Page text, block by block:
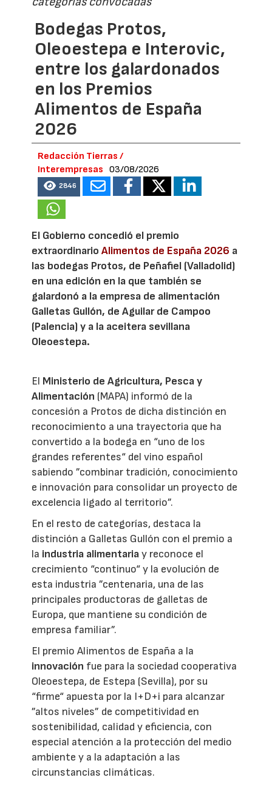
Bodegas Protos,
Oleoestepa e Interovic,
entre los galardonados
en los Premios
Alimentos de España
2026
Redacción Tierras /
Interempresas
03/08/2026
2846
El Gobierno concedió el premio
extraordinarioAlimentos de España 2026 a
las bodegas Protos, de Peñafiel (Valladolid)
en una edición en la que también se
galardonó a la empresa de alimentación
Galletas Gullón, de Aguilar de Campoo
(Palencia) y a la aceitera sevillana
Oleoestepa.
El Ministerio de Agricultura, Pesca y
Alimentación (MAPA) informó de la
concesión a Protos de dicha distinción en
reconocimiento a una trayectoria que ha
convertido a la bodega en “uno de los
grandes referentes“ del vino español
sabiendo ”combinar tradición, conocimiento
e innovación para consolidar un proyecto de
excelencia ligado al territorio”.
En el resto de categorías, destaca la
distinción a Galletas Gullón con el premio a
la industria alimentariay reconoce el
crecimiento “continuo“ y la evolución de
esta industria ”centenaria, una de las
principales productoras de galletas de
Europa, que mantiene su condición de
empresa familiar”.
El premio Alimentos de España a la
innovación fue para la sociedad cooperativa
Oleoestepa, de Estepa (Sevilla), por su
“firme“ apuesta por la I+D+i para alcanzar
”altos niveles” de competitividad en
sostenibilidad, calidad y eficiencia, con
especial atención a la protección del medio
ambiente y a la adaptación a las
circunstancias climáticas.